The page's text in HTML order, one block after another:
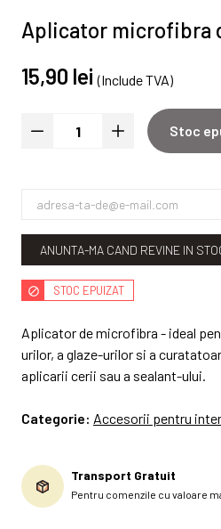
Aplicator microfibra
15,90 lei (Include TVA)
Stoc
ANUNTA-MA CAND REVINE IN
STOC EPUIZAT
Aplicator de microfibra - ideal
urilor, a glaze-urilor si a
aplicarii cerii sau a sealant-ului.
Categorie: Accesorii pentru
Transport Gratuit
Pentru comenzile cu valoare